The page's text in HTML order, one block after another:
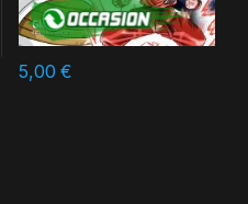
5,00€